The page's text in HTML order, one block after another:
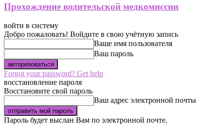
Прохождение водительской медкомиссии
войти в систему
Добро пожаловать! Войдите в свою учётную запись
Ваше имя пользователя
Ваш пароль
Forgot your password? Get help
восстановление пароля
Восстановите свой пароль
Ваш адрес электронной почты
Пароль будет выслан Вам по электронной почте.